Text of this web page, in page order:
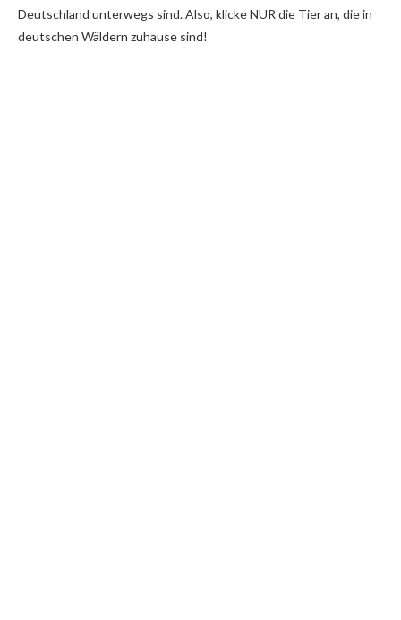
Deutschland unterwegs sind. Also, klicke NUR die Tier an, die in
deutschen Wäldern zuhause sind!